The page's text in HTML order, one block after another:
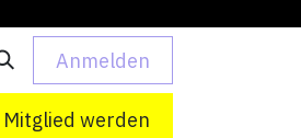
Anmelden
Mitglied werden